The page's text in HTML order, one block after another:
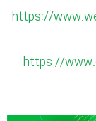
https://
https://